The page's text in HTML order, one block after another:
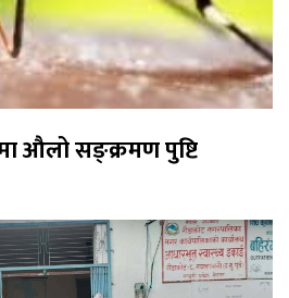
औलो सङ्क्रमण पुष्टि